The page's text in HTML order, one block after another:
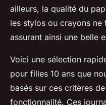
ailleurs, la qualité du
les stylos ou crayons ne
assurant ainsi une belle
Voici une sélection
pour filles 10 ans que
basés sur ces critères
fonctionnalité. Ces